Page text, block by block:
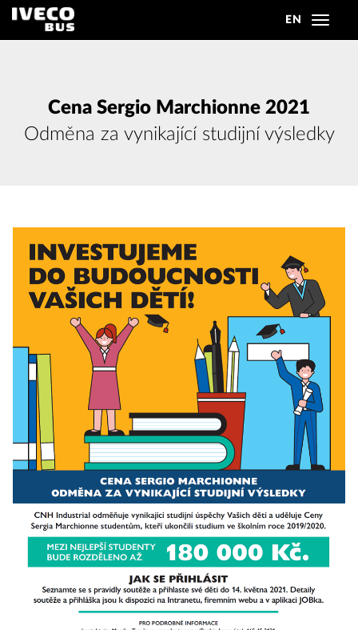
EN
Toggle
Cena Sergio Marchionne 2021
Odměna za vynikající studijní výsledky